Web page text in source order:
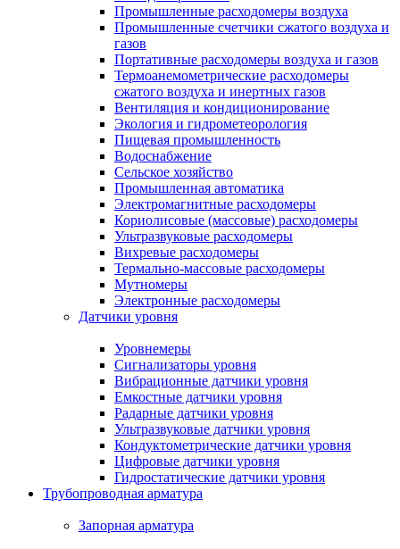
Промышленные расходомеры воздуха
Промышленные счетчики сжатого воздуха и
газов
Портативные расходомеры воздуха и газов
Термоанемометрические расходомеры
сжатого воздуха и инертных газов
Вентиляция и кондиционирование
Экология и гидрометеорология
Пищевая промышленность
Водоснабжение
Сельское хозяйство
Промышленная автоматика
Электромагнитные расходомеры
Кориолисовые (массовые) расходомеры
Ультразвуковые расходомеры
Вихревые расходомеры
Термально-массовые расходомеры
Мутномеры
Электронные расходомеры
Датчики уровня
Уровнемеры
Сигнализаторы уровня
Вибрационные датчики уровня
Емкостные датчики уровня
Радарные датчики уровня
Ультразвуковые датчики уровня
Кондуктометрические датчики уровня
Цифровые датчики уровня
Гидростатические датчики уровня
Трубопроводная арматура
Запорная арматура